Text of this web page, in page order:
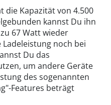
die Kapazität von 4.500
kannst Du ihn
67 Watt wieder
noch bei
Du das
um andere Geräte
des sogenannten
Features beträgt